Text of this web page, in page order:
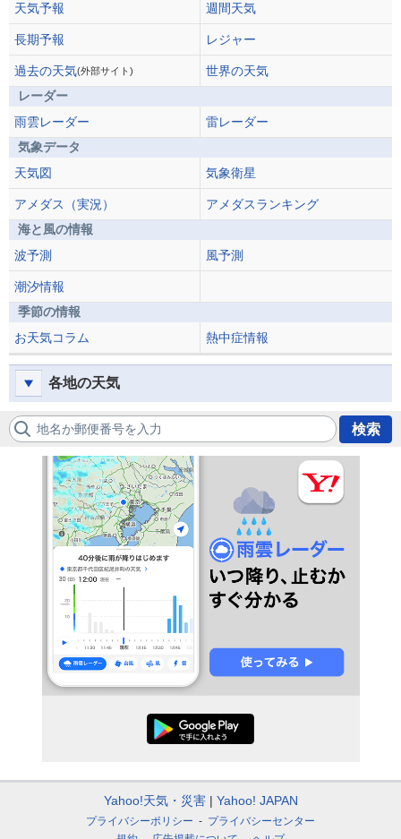
天気予報 週間天気
長期予報 レジャー
過去の天気(外部サイト)
世界の天気
レーダー
雨雲レーダー
雷レーダー
気象データ
天気図
気象衛星
アメダス（実況）
アメダスランキング
海と風の情報
波予測
風予測
潮汐情報
季節の情報
お天気コラム
熱中症情報
各地の天気
地名か郵便番号を入力 検索
Yahoo!天気・災害 Yahoo! JAPAN
プライバシーポリシー
プライバシーセンター